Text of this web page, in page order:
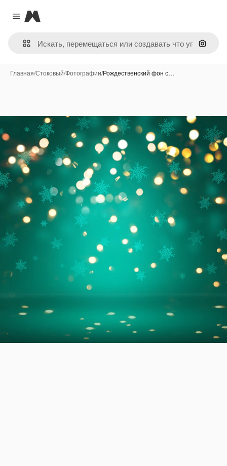
Close menu
Magnific
Поиск
Главная/Стоковый/Фотографии/Рождественский фон с…